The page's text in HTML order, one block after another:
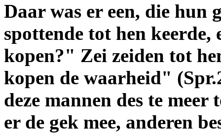
Daar was er een, die hun
spottende tot hen
kopen?" Zei zeiden tot
kopen de waarheid"
deze mannen des te
er de gek mee, anderen